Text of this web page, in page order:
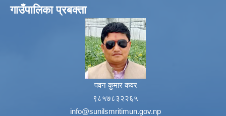
गाउँपालिका प्रबक्ता
पवन कुमार कवर
९८५७८३२२६५
info@sunilsmritimun.gov.np